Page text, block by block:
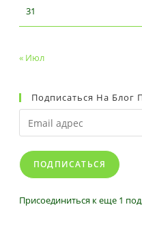
31
« Июл
Подписаться На Блог
Email
адрес
ПОДПИСАТЬСЯ
Присоединиться к еще 1